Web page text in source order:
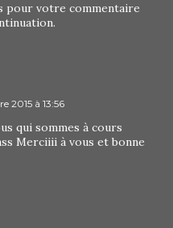
pour votre commentaire
2015 à 13:56
qui sommes à cours
Merciiii à vous et bonne